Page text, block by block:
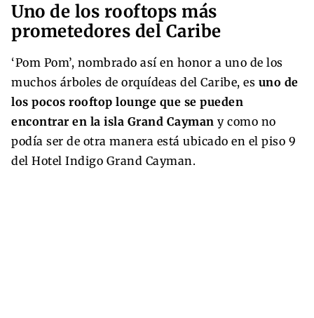
Uno de los rooftops más
prometedores del Caribe
‘Pom Pom’, nombrado así en honor a uno de los
muchos árboles de orquídeas del Caribe, es uno de
los pocos rooftop lounge que se pueden
encontrar en la isla Grand Cayman y como no
podía ser de otra manera está ubicado en el piso 9
del Hotel Indigo Grand Cayman.